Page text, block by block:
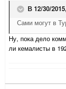
В 12/30/
Сами могут в
Ну, пока дело
ли кемалисты в